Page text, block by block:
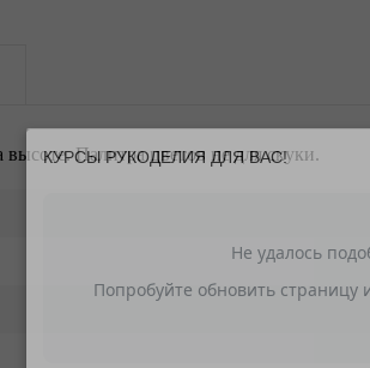
высоте. Палитра цветов не для скуки.
КУРСЫ РУКОДЕЛИЯ ДЛЯ ВАС!